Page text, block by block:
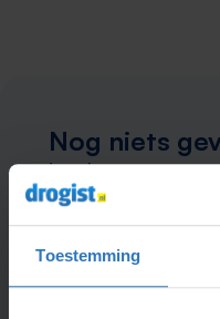
Toestemming
Nog niets
in deze
Gezondheid